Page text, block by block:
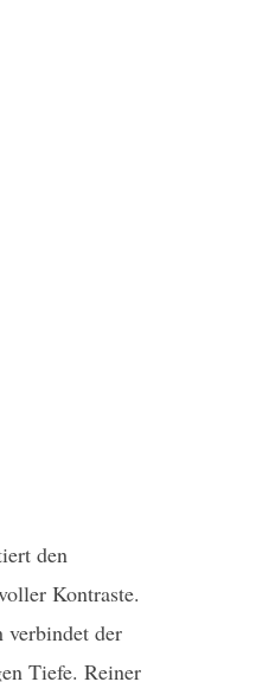
den
Kontraste.
der
Tiefe. Reiner